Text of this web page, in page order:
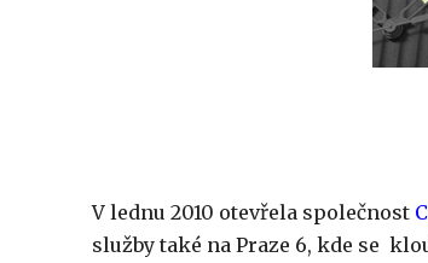
V lednu 2010 otevřela společnost
služby také na Praze 6, kde se